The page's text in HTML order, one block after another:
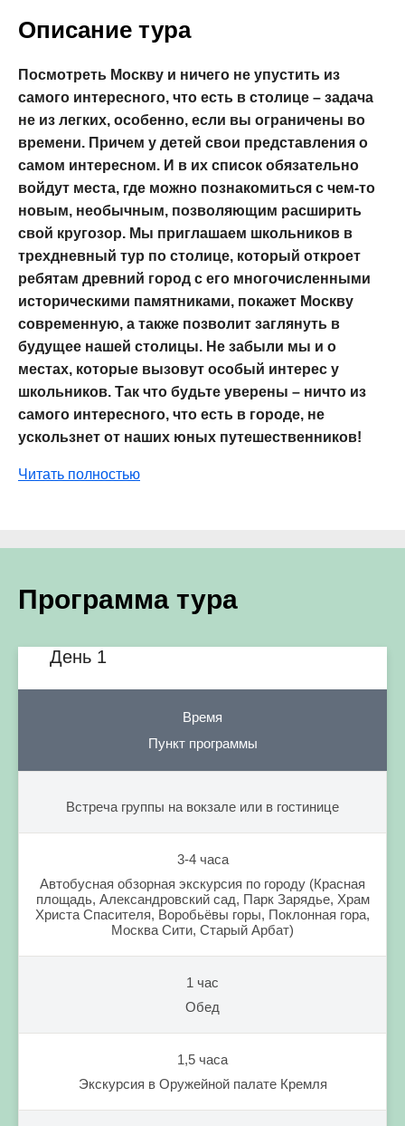
Описание тура
Посмотреть Москву и ничего не упустить из
самого интересного, что есть в столице – задача
не из легких, особенно, если вы ограничены во
времени. Причем у детей свои представления о
самом интересном. И в их список обязательно
войдут места, где можно познакомиться с чем-то
новым, необычным, позволяющим расширить
свой кругозор. Мы приглашаем школьников в
трехдневный тур по столице, который откроет
ребятам древний город с его многочисленными
историческими памятниками, покажет Москву
современную, а также позволит заглянуть в
будущее нашей столицы. Не забыли мы и о
местах, которые вызовут особый интерес у
школьников. Так что будьте уверены – ничто из
самого интересного, что есть в городе, не
ускользнет от наших юных путешественников!
Читать полностью
Программа тура
День 1
Время
Пункт программы
Встреча группы на вокзале или в гостинице
3-4 часа
Автобусная обзорная экскурсия по городу (Красная
площадь, Александровский сад, Парк Зарядье, Храм
Христа Спасителя, Воробьёвы горы, Поклонная гора,
Москва Сити, Старый Арбат)
1 час
Обед
1,5 часа
Экскурсия в Оружейной палате Кремля